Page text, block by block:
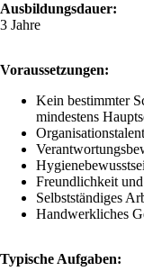
Ausbildungsdauer:
3 Jahre
Voraussetzungen:
Kein bestimmter
mindestens
Organisationstalent
Freundlichkeit
Selbstständiges
Handwerkliches
Typische Aufgaben: